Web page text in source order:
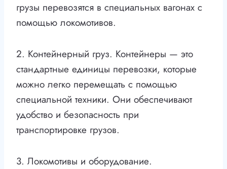
грузы перевозятся в специальных вагонах с
помощью локомотивов.
2. Контейнерный груз. Контейнеры — это
стандартные единицы перевозки, которые
можно легко перемещать с помощью
специальной техники. Они обеспечивают
удобство и безопасность при
транспортировке грузов.
3. Локомотивы и оборудование.